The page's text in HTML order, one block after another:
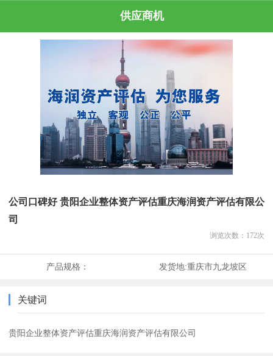
供应商机
公司口碑好 贵阳企业整体资产评估重庆海润资产评估有限公
司
浏览次数： 172次
产品规格： 发货地:重庆市九龙坡区
关键词
贵阳企业整体资产评估重庆海润资产评估有限公司